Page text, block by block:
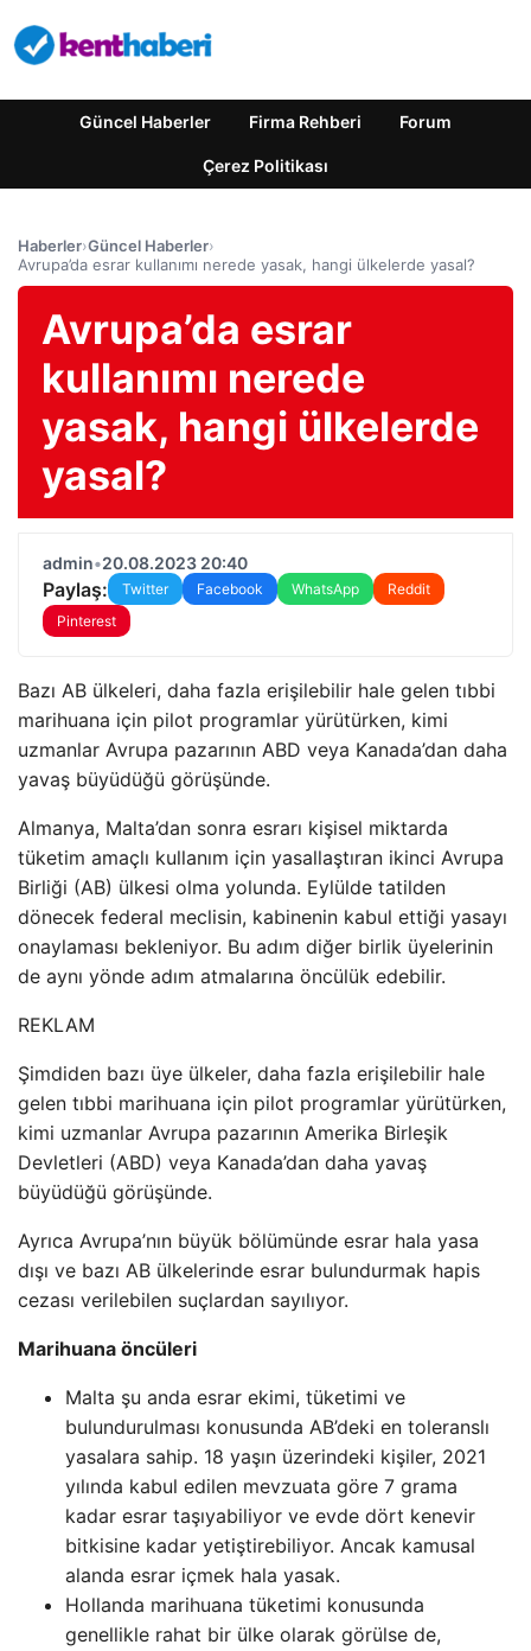
Güncel Haberler Firma Rehberi Forum
Çerez Politikası
Haberler›Güncel Haberler›
Avrupa’da esrar kullanımı nerede yasak, hangi ülkelerde yasal?
Avrupa’da esrar
kullanımı nerede
yasak, hangi ülkelerde
yasal?
admin•20.08.2023 20:40
Paylaş: Twitter Facebook WhatsApp
Reddit
Pinterest
Bazı AB ülkeleri, daha fazla erişilebilir hale gelen tıbbi
marihuana için pilot programlar yürütürken, kimi
uzmanlar Avrupa pazarının ABD veya Kanada’dan daha
yavaş büyüdüğü görüşünde.
Almanya, Malta’dan sonra esrarı kişisel miktarda
tüketim amaçlı kullanım için yasallaştıran ikinci Avrupa
Birliği (AB) ülkesi olma yolunda. Eylülde tatilden
dönecek federal meclisin, kabinenin kabul ettiği yasayı
onaylaması bekleniyor. Bu adım diğer birlik üyelerinin
de aynı yönde adım atmalarına öncülük edebilir.
REKLAM
Şimdiden bazı üye ülkeler, daha fazla erişilebilir hale
gelen tıbbi marihuana için pilot programlar yürütürken,
kimi uzmanlar Avrupa pazarının Amerika Birleşik
Devletleri (ABD) veya Kanada’dan daha yavaş
büyüdüğü görüşünde.
Ayrıca Avrupa’nın büyük bölümünde esrar hala yasa
dışı ve bazı AB ülkelerinde esrar bulundurmak hapis
cezası verilebilen suçlardan sayılıyor.
Marihuana öncüleri
Malta şu anda esrar ekimi, tüketimi ve
bulundurulması konusunda AB’deki en toleranslı
yasalara sahip. 18 yaşın üzerindeki kişiler, 2021
yılında kabul edilen mevzuata göre 7 grama
kadar esrar taşıyabiliyor ve evde dört kenevir
bitkisine kadar yetiştirebiliyor. Ancak kamusal
alanda esrar içmek hala yasak.
Hollanda marihuana tüketimi konusunda
genellikle rahat bir ülke olarak görülse de,